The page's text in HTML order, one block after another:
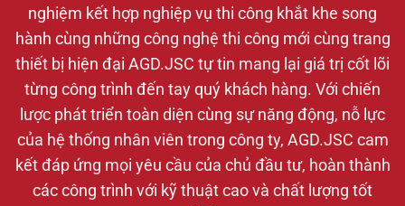
nghiệm kết hợp nghiệp vụ thi công khắt khe song
hành cùng những công nghệ thi công mới cùng trang
thiết bị hiện đại AGD.JSC tự tin mang lại giá trị cốt lõi
từng công trình đến tay quý khách hàng. Với chiến
lược phát triển toàn diện cùng sự năng động, nỗ lực
của hệ thống nhân viên trong công ty, AGD.JSC cam
kết đáp ứng mọi yêu cầu của chủ đầu tư, hoàn thành
các công trình với kỹ thuật cao và chất lượng tốt